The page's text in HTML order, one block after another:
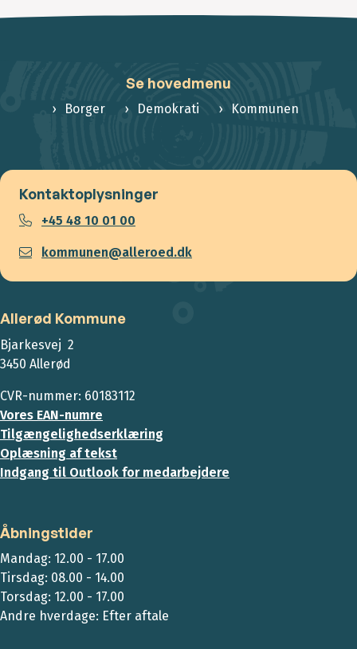
Se hovedmenu
Borger Demokrati Kommunen
Kontaktoplysninger
+45 48 10 01 00
kommunen@alleroed.dk
Allerød Kommune
Bjarkesvej 2
3450 Allerød
CVR-nummer: 60183112
Vores EAN-numre
Tilgængelighedserklæring
Oplæsning af tekst
Indgang til Outlook for medarbejdere
Åbningstider
Mandag: 12.00 - 17.00
Tirsdag: 08.00 - 14.00
Torsdag: 12.00 - 17.00
Andre hverdage: Efter aftale